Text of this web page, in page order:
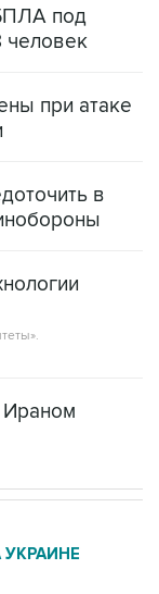
под
человек
при атаке
в
Ираном